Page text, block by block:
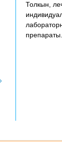
Толкын,
препараты.